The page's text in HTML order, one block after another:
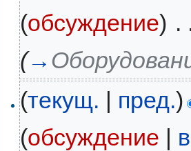
(обсуждение) .
(→
(текущ. | пред.)
(обсуждение |